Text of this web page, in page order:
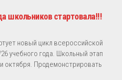
школьников стартовала!!!
новый цикл всероссийской
учебного года. Школьный этап
октября. Продемонстрировать